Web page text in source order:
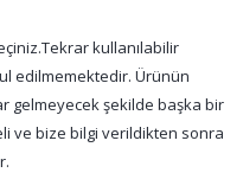
kullanılabilir
edilmemektedir. Ürünün
gelmeyecek şekilde başka bir
ve bize bilgi verildikten sonra